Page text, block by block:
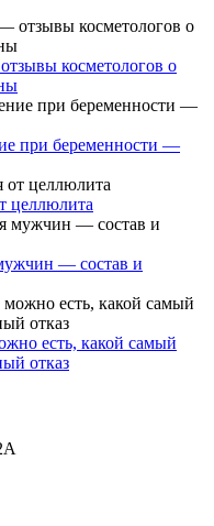
косметологов о
при беременности —
целлюлита
— состав и
есть, какой самый
отказ